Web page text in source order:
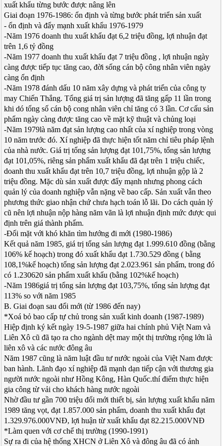
xuất khẩu từng bước được nâng lên
Giai đoạn 1976-1986: ổn định và từng bước phát triển sản xuất
- ổn định và đẩy mạnh xuất khẩu 1976-1979
-Năm 1976 doanh thu xuất khẩu đạt 6,2 triệu đồng, lợi nhuận đạt
trên 1,6 tỷ đồng
-Năm 1977 doanh thu xuất khẩu đạt 7 triệu đồng , lợi nhuận ngày
càng được tiếp tục tăng cao, đời sống cán bộ công nhân viên ngày
càng ổn định
-Năm 1978 đánh dấu 10 năm xây dựng và phát triển của công ty
may Chiến Thắng. Tổng giá trị sản lượng đã tăng gấp 11 lần trong
khi dó tổng số cán bộ cong nhân viên chỉ tăng có 3 lần. Cơ cấu sản
phẩm ngày càng được tăng cao về mặt kỹ thuật và chủng loại
-Năm 1979là năm đạt sản lượng cao nhất của xí nghiệp trong vòng
10 năm trước đó. Xí nghiệp đã thực hiện tốt năm chỉ tiêu pháp lệnh
của nhà nước. Giá trị tổng sản lượng đạt 101,75%, tổng sản lượng
đạt 101,05%, riêng sản phẩm xuất khẩu đã đạt trên 1 triệu chiếc,
doanh thu xuất khẩu đạt trên 10,7 triệu đồng, lợi nhuận gộp là 2
triệu đồng. Mặc dù sản xuất được đẩy mạnh nhưng phong cách
quản lý của doanh nghiệp vẫn nặng về bao cấp. Sản xuất vẫn theo
phương thức giao nhận chứ chưa hạch toán lỗ lãi. Do cách quản lý
cũ nên lợi nhuận nộp hàng năm vãn là lợi nhuận định mức được qui
định trên giá thành phẩm.
-Đối mặt với khó khăn tìm hướng đi mới (1980-1986)
Kết quả năm 1985, giá trị tổng sản lượng đạt 1.999.610 đồng (bằng
106% kế hoạch) trong đó xuất khẩu đạt 1.730.529 đồng ( bằng
108,1%kế hoạch) tổng sản lượng đạt 2.023.961 sản phẩm, trong đó
có 1.230620 sản phẩm xuất khẩu (bằng 102%kế hoạch)
-Năm 1986giá trị tổng sản lượng đạt 103,75%, tổng sản lượng đạt
113% so với năm 1985
B. Giai đoạn sau đổi mới (từ 1986 đến nay)
*Xoá bỏ bao cấp tự chủ trong sản xuất kinh doanh (1987-1989)
Hiệp định ký kết ngày 19-5-1987 giữa hai chính phủ Việt Nam và
Liên Xô cũ đã tạo ra cho ngành dệt may một thị trường rộng lớn là
liên xô và các nước đông âu
Năm 1987 cũng là năm luật đầu tư nước ngoài của Việt Nam được
ban hành. Lãnh đạo xí nghiệp đã mạnh dạn tiếp cận với thương gia
người nước ngoài như Hồng Kông, Hàn Quốc.thí điểm thực hiện
gia công từ vải cho khách hàng nước ngoài
Nhờ đầu tư gần 700 triệu đổi mới thiết bị, sản lượng xuất khẩu năm
1989 tăng vọt, đạt 1.857.000 sản phẩm, doanh thu xuất khẩu đạt
1.329.976.000VNĐ, lợi huận từ xuất khẩu đạt 82.215.000VNĐ
*Làm quen với cơ chế thị trường (1990-1991)
Sự ra đi của hệ thống XHCN ở Liên Xô và đông âu đã có ảnh